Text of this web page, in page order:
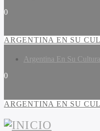
0
ARGENTINA EN SU
Argentina En Su Cultura
0
ARGENTINA EN SU